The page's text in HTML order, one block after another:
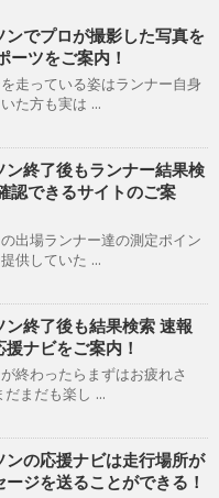
でプロが撮影した写真を
ーツをご案内！
走っている姿はランナー自身
た方も実は ...
終了後もランナー結果検
認できるサイトのご案
出場ランナー達の測定ポイン
供していた ...
終了後も結果検索 速報
ナビをご案内！
終わったらまずはお疲れさ
まだも楽し ...
の応援ナビは走行場所が
ジを送ることができる！